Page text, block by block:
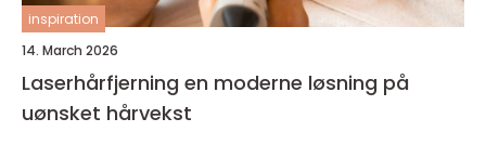
inspiration
14. March 2026
Laserhårfjerning en moderne løsning på
uønsket hårvekst